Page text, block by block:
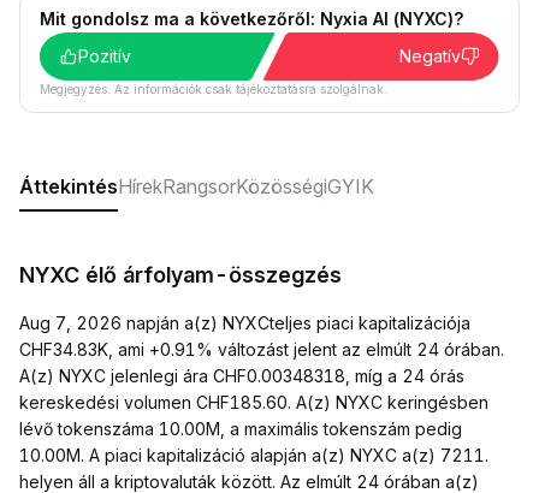
Mit gondolsz ma a következőről: Nyxia AI (NYXC)?
Pozitív
Negatív
Megjegyzés: Az információk csak tájékoztatásra szolgálnak.
ÁttekintésHírekRangsorKözösségiGYIK
NYXC élő árfolyam-összegzés
Aug 7, 2026 napján a(z) NYXCteljes piaci kapitalizációja
CHF34.83K, ami +0.91% változást jelent az elmúlt 24 órában.
A(z) NYXC jelenlegi ára CHF0.00348318, míg a 24 órás
kereskedési volumen CHF185.60. A(z) NYXC keringésben
lévő tokenszáma 10.00M, a maximális tokenszám pedig
10.00M. A piaci kapitalizáció alapján a(z) NYXC a(z) 7211.
helyen áll a kriptovaluták között. Az elmúlt 24 órában a(z)